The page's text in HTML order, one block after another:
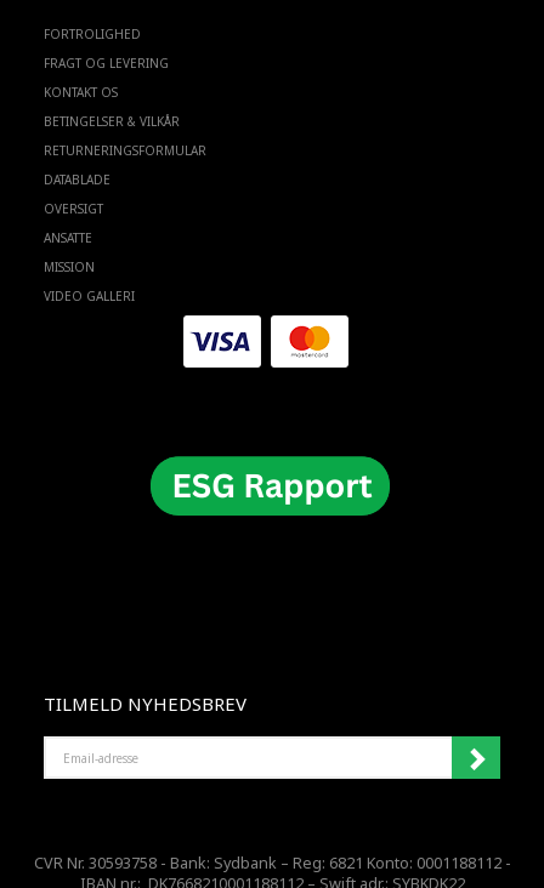
FORTROLIGHED
FRAGT OG LEVERING
KONTAKT OS
BETINGELSER & VILKÅR
RETURNERINGSFORMULAR
DATABLADE
OVERSIGT
ANSATTE
MISSION
VIDEO GALLERI
TILMELD NYHEDSBREV
ADRESSE
CVR Nr. 30593758 - Bank: Sydbank – Reg: 6821 Konto: 0001188112 -
IBAN nr.: DK7668210001188112 – Swift adr.: SYBKDK22